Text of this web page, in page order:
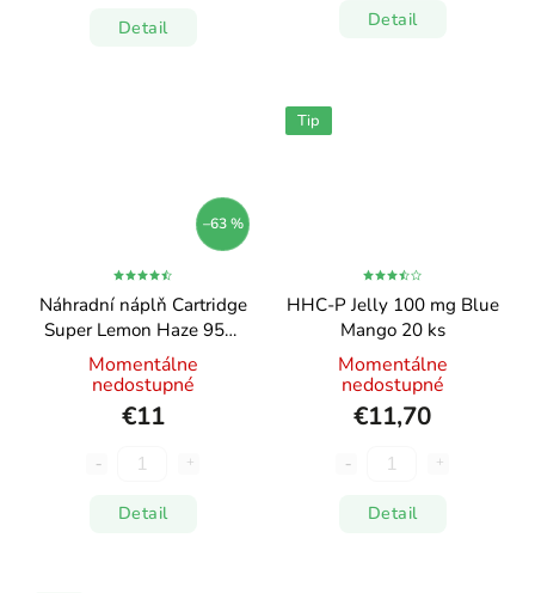
Detail Detail
–63 %
Náhradní náplň Cartridge
Super Lemon Haze 95%
HHC 0,5ml
Momentálne
nedostupné
€11
Detail
Tip
HHC-P Jelly 100 mg Blue
Mango 20 ks
Momentálne
nedostupné
€11,70
Detail